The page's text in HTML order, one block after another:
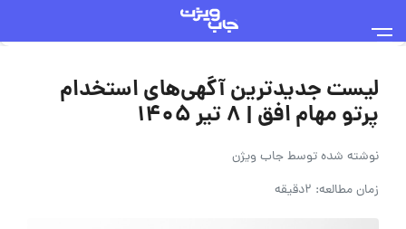
لیست جدیدترین آگهی‌های استخدام
پرتو مهام افق | ۸ تیر ۱۴۰۵
نوشته شده توسطجاب ویژن
زمان مطالعه: 2دقیقه